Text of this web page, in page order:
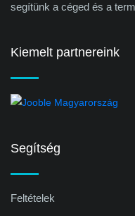
segítünk a céged és a
Kiemelt partnereink
Segítség
Feltételek